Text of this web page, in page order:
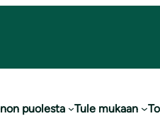
puolesta Tule mukaan